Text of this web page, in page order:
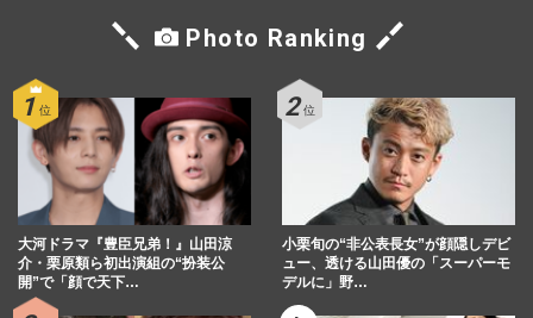
Photo Ranking
大河ドラマ『豊臣兄弟！』山田涼
介・栗原類ら初出演組の“扮装公
開”で「顔で天下…
小栗旬の“非公表長女”が顔隠しデビ
ュー、透ける山田優の「スーパーモ
デルに」野…